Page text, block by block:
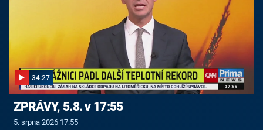
34:27
ZPRÁVY, 5.8. v 17:55
5. srpna 2026 17:55